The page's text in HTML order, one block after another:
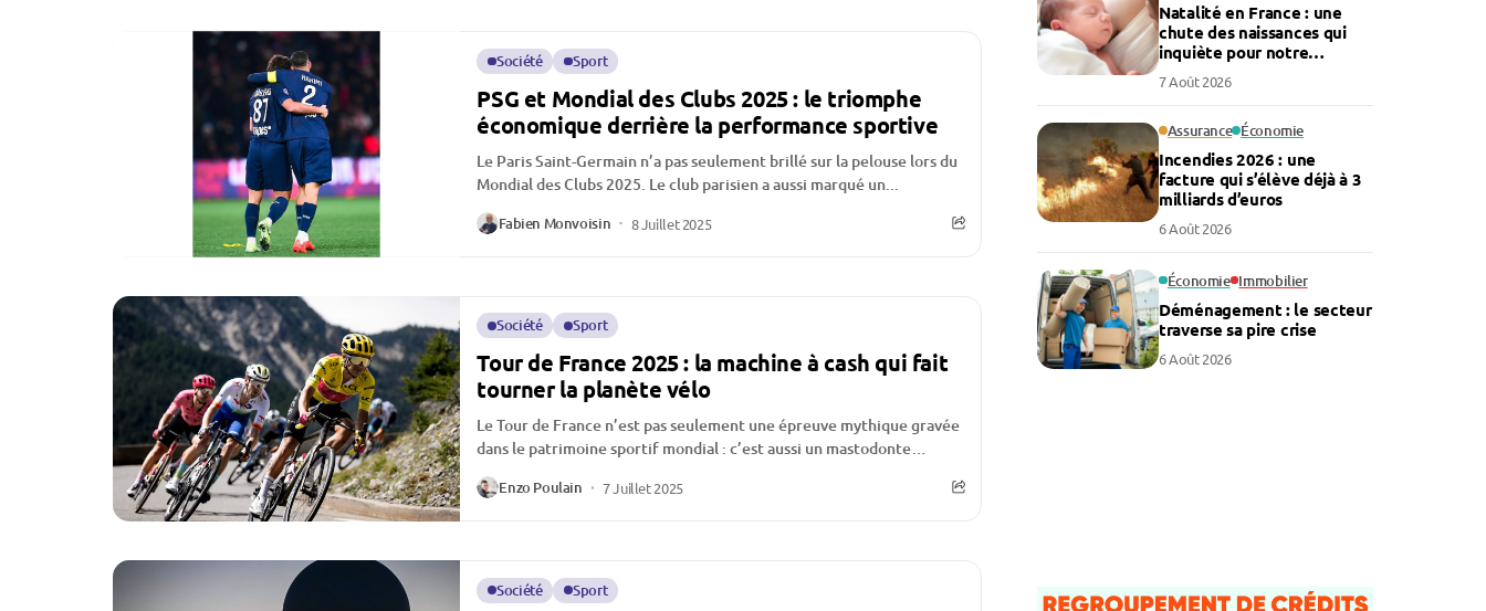
Société Sport
PSG et Mondial des Clubs 2025 : le triomphe
économique derrière la performance sportive
Le Paris Saint-Germain n’a pas seulement brillé sur la pelouse lors du
Mondial des Clubs 2025. Le club parisien a aussi marqué un...
Fabien Monvoisin 8 Juillet 2025
Société Sport
Tour de France 2025 : la machine à cash qui fait
tourner la planète vélo
Le Tour de France n’est pas seulement une épreuve mythique gravée
dans le patrimoine sportif mondial : c’est aussi un mastodonte
économique. Derrière...
Enzo Poulain 7 Juillet 2025
Société Sport
Natalité en France : une
chute des naissances qui
inquiète pour notre
économie
7 Août 2026
Assurance Économie
Incendies 2026 : une
facture qui s’élève déjà à 3
milliards d’euros
6 Août 2026
Économie Immobilier
Déménagement : le secteur
traverse sa pire crise
6 Août 2026